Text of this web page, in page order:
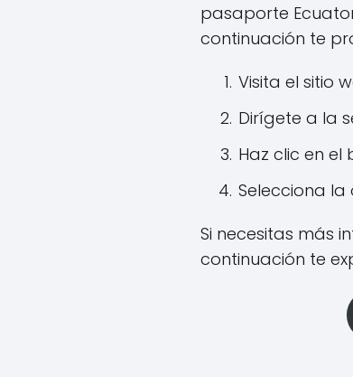
pasaporte
continuación te
Visita el sitio
Dirígete a la
Haz clic en
Selecciona
Si necesitas más
continuación te